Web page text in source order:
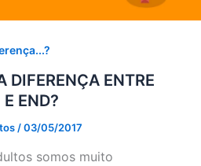
DIFERENÇA ENTRE
END?
/03/05/2017
somos muito